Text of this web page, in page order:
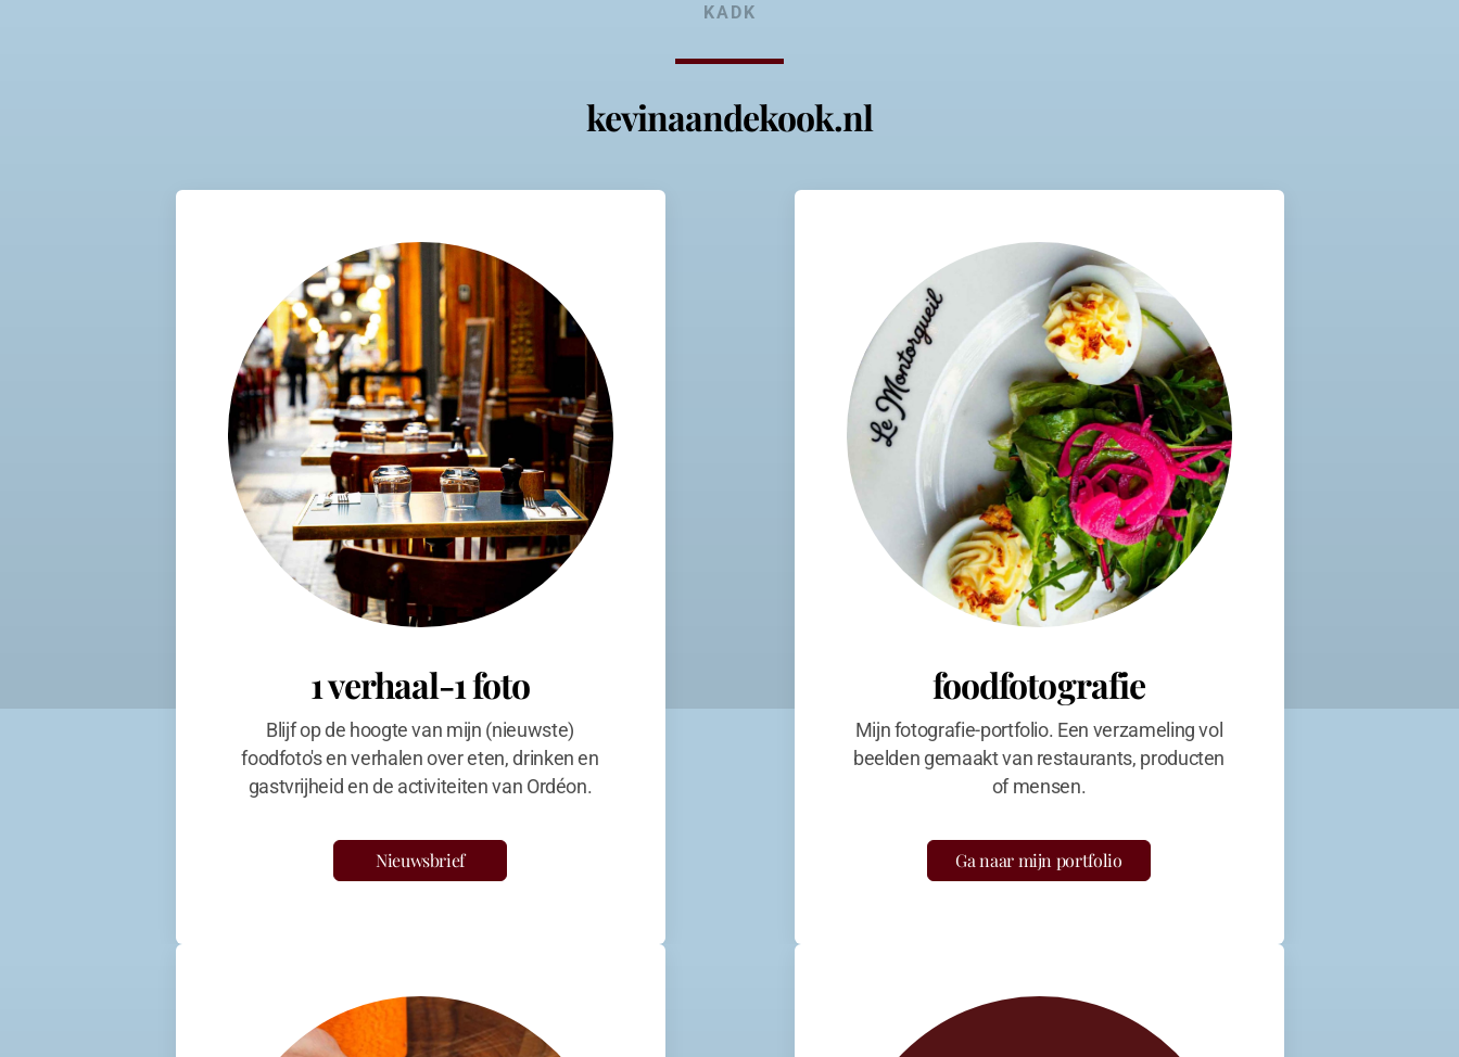
KADK
kevinaandekook.nl
1 verhaal-1 foto
Blijf op de hoogte van mijn (nieuwste)
foodfoto's en verhalen over eten, drinken en
gastvrijheid en de activiteiten van Ordéon.
Nieuwsbrief
foodfotografie
Mijn fotografie-portfolio. Een verzameling vol
beelden gemaakt van restaurants, producten
of mensen.
Ga naar mijn portfolio